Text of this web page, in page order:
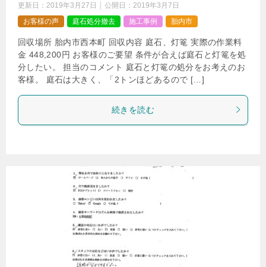
更新日： 2019年3月27日 公開日： 2019年3月7日
お客様の声
庭石処分撤去 施工事例 胎内市
回収場所 胎内市西本町 回収内容 庭石、灯篭 実際の作業料
金 448,200円 お客様のご要望 条件が合えば庭石と灯篭を処
分したい。 担当のコメント 庭石と灯篭の処分をお考えのお
客様。 庭石は大きく、「2トンほどあるので […]
続きを読む